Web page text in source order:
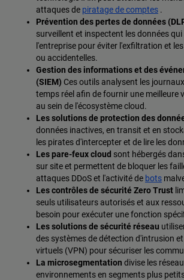
attaques de piratage de comptes .
Prévention des pertes de données
surveillent et inspectent les données
l'entreprise pour éviter l'exfiltration et
ou accidentelles.
Gestion des informations et des
(SIEM) Ces outils analysent les
temps réel afin de fournir une meilleure
au sein de l'écosystème cloud.
Les solutions de protection des
données inactives, en transit et en
les pirates d'intercepter et de lire les
Les pare-feux cloud sont hébergés
sur site et permettent de bloquer les
attaques DDoS et l'activité de bots
Les contrôles de sécurité Zero Trust
seuls utilisateurs autorisés et aux
besoin pour exécuter une fonction
Les solutions de sécurité réseau
des systèmes de détection d'intrusion
virtuels (VPN) pour sécuriser les
La microsegmentation divise les
environnements en segments plus